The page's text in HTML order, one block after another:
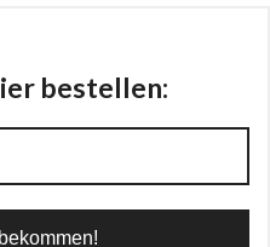
bestellen: